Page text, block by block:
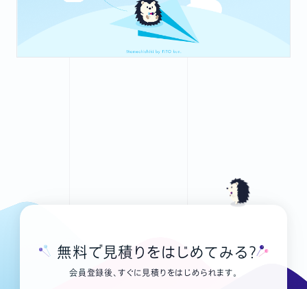
無料で見積りをはじめてみる？
会員登録後、すぐに見積りをはじめられます。